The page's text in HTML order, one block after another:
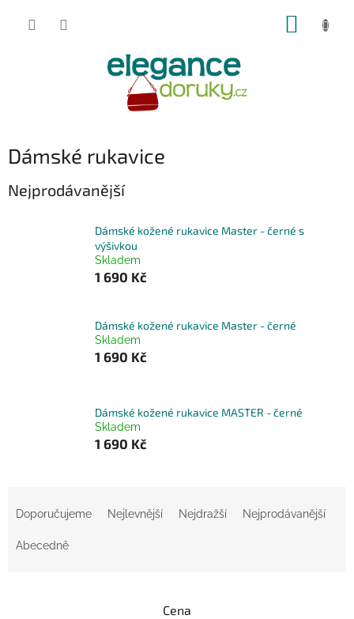
Dámské rukavice
Nejprodávanější
Dámské kožené rukavice Master - černé s
výšivkou
Skladem
1 690 Kč
Dámské kožené rukavice Master - černé
Skladem
1 690 Kč
Dámské kožené rukavice MASTER - černé
Skladem
1 690 Kč
Doporučujeme Nejlevnější Nejdražší Nejprodávanější
Abecedně
Cena